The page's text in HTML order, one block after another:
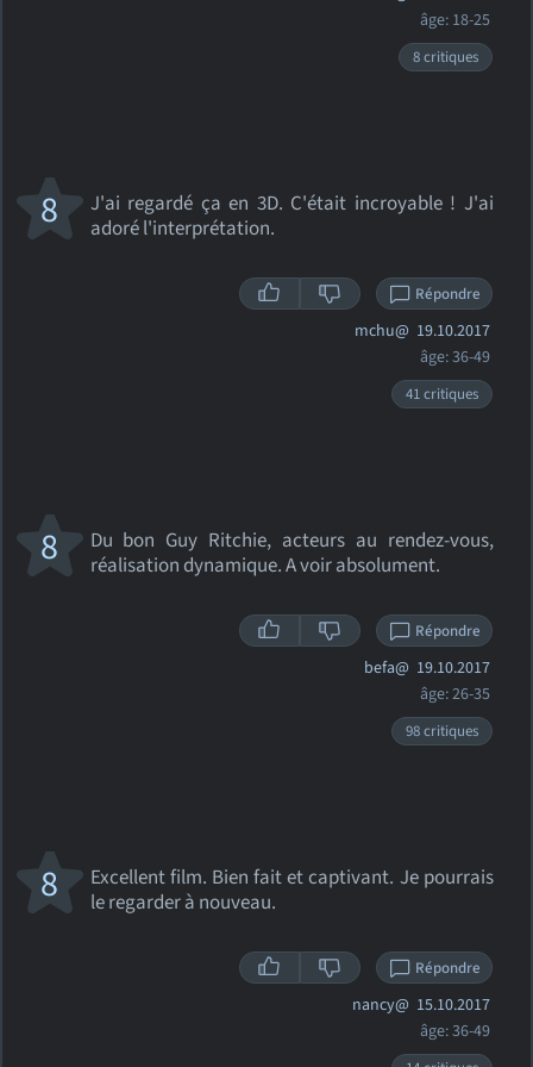
âge: 18-25
8 critiques
J'ai regardé ça en 3D. C'était incroyable ! J'ai
adoré l'interprétation.
8
Répondre
mchu@ 19.10.2017
âge: 36-49
41 critiques
Du bon Guy Ritchie, acteurs au rendez-vous,
réalisation dynamique. A voir absolument.
8
Répondre
befa@ 19.10.2017
âge: 26-35
98 critiques
Excellent film. Bien fait et captivant. Je pourrais
le regarder à nouveau.
8
Répondre
nancy@ 15.10.2017
âge: 36-49